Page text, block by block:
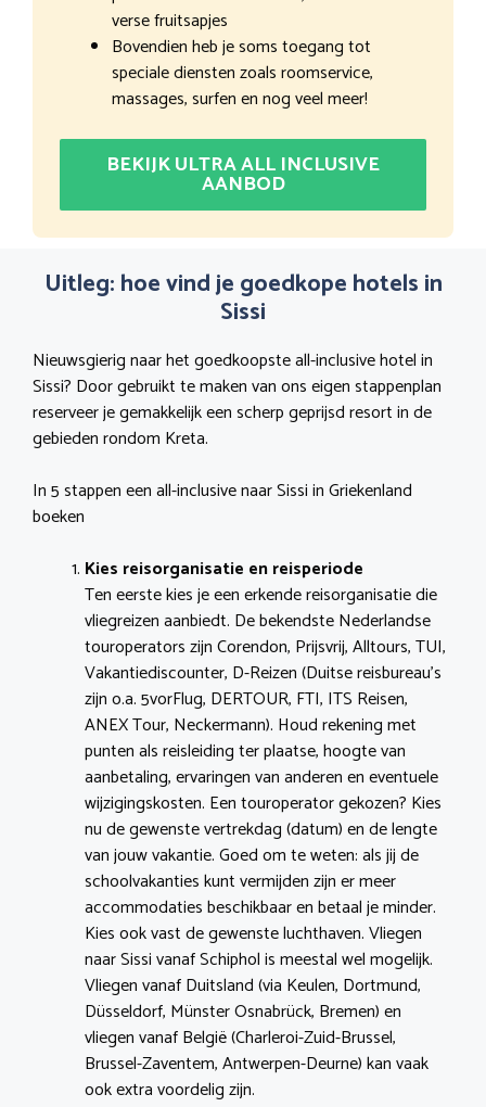
verse fruitsapjes
Bovendien heb je soms toegang tot
speciale diensten zoals roomservice,
massages, surfen en nog veel meer!
BEKIJK ULTRA ALL INCLUSIVE
AANBOD
Uitleg: hoe vind je goedkope hotels in
Sissi
Nieuwsgierig naar het goedkoopste all-inclusive hotel in
Sissi? Door gebruikt te maken van ons eigen stappenplan
reserveer je gemakkelijk een scherp geprijsd resort in de
gebieden rondom Kreta.
In 5 stappen een all-inclusive naar Sissi in Griekenland
boeken
Kies reisorganisatie en reisperiode
Ten eerste kies je een erkende reisorganisatie die
vliegreizen aanbiedt. De bekendste Nederlandse
touroperators zijn Corendon, Prijsvrij, Alltours, TUI,
Vakantiediscounter, D-Reizen (Duitse reisbureau’s
zijn o.a. 5vorFlug, DERTOUR, FTI, ITS Reisen,
ANEX Tour, Neckermann). Houd rekening met
punten als reisleiding ter plaatse, hoogte van
aanbetaling, ervaringen van anderen en eventuele
wijzigingskosten. Een touroperator gekozen? Kies
nu de gewenste vertrekdag (datum) en de lengte
van jouw vakantie. Goed om te weten: als jij de
schoolvakanties kunt vermijden zijn er meer
accommodaties beschikbaar en betaal je minder.
Kies ook vast de gewenste luchthaven. Vliegen
naar Sissi vanaf Schiphol is meestal wel mogelijk.
Vliegen vanaf Duitsland (via Keulen, Dortmund,
Düsseldorf, Münster Osnabrück, Bremen) en
vliegen vanaf België (Charleroi-Zuid-Brussel,
Brussel-Zaventem, Antwerpen-Deurne) kan vaak
ook extra voordelig zijn.